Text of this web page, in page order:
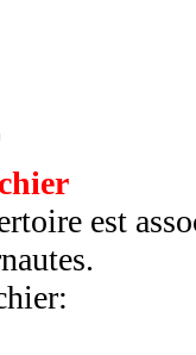
est